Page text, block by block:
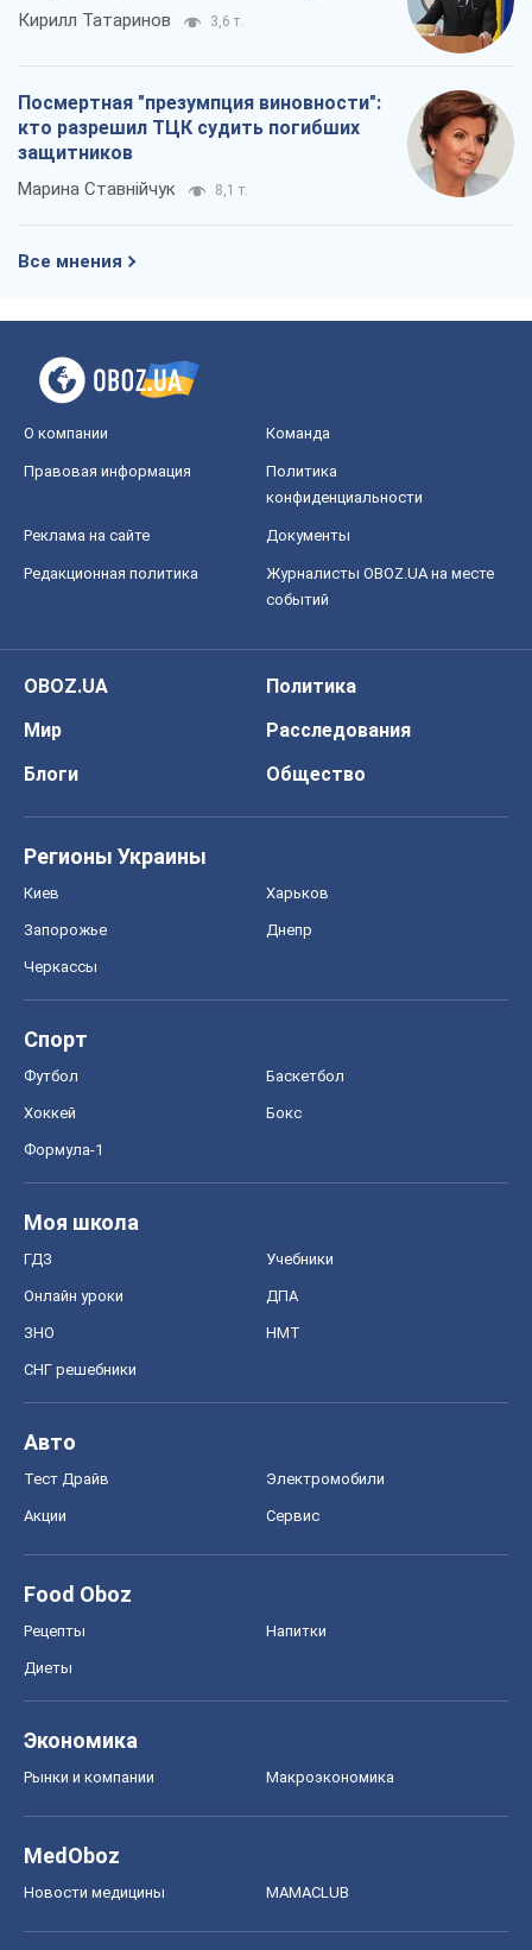
Кирилл Татаринов 3,6 т.
Посмертная "презумпция виновности":
кто разрешил ТЦК судить погибших
защитников
Марина Ставнійчук 8,1 т.
Все мнения
О компании Команда
Правовая информация
Политика
конфиденциальности
Реклама на сайте Документы
Редакционная политика
Журналисты OBOZ.UA на месте
событий
OBOZ.UA
Политика
Мир
Расследования
Блоги
Общество
Регионы Украины
Киев Харьков
Запорожье Днепр
Черкассы
Спорт
Футбол Баскетбол
Хоккей Бокс
Формула-1
Моя школа
ГДЗ Учебники
Онлайн уроки ДПА
ЗНО НМТ
СНГ решебники
Авто
Тест Драйв Электромобили
Акции Сервис
Food Oboz
Рецепты Напитки
Диеты
Экономика
Рынки и компании Mакроэкономика
MedOboz
Новости медицины MAMACLUB